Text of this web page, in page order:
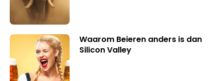
Waarom Beieren anders is dan
Silicon Valley